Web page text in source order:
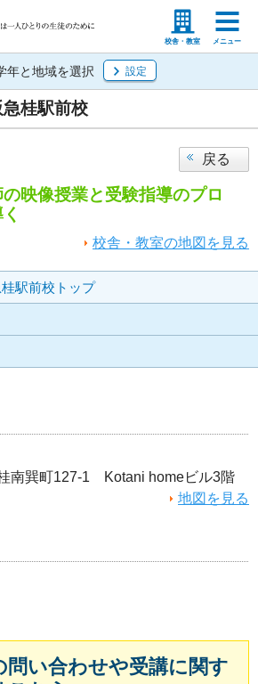
校舎・教室 メニュー
高等学校の先生
年と地域を選択 設定
桂駅前校
戻る
映像授業と受験指導のプロ
校舎・教室の地図を見る
駅前校トップ
南巽町127-1 Kotani homeビル3階
地図を見る
問い合わせや受講に関す